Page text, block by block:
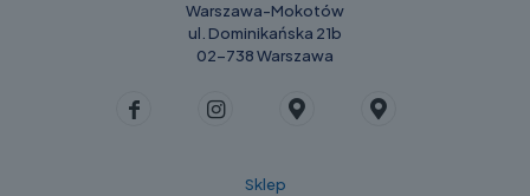
Warszawa-Mokotów
ul. Dominikańska 21b
02-738 Warszawa
Sklep